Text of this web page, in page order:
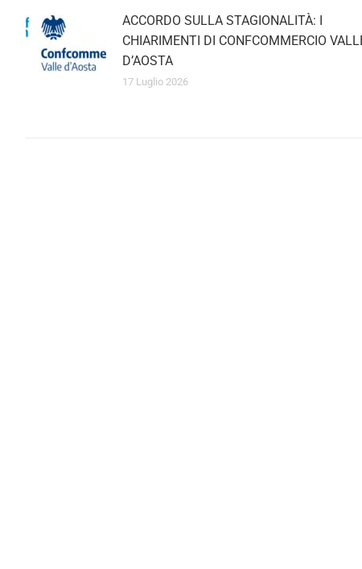
ACCORDO SULLA STAGIONALITÀ: I
CHIARIMENTI DI CONFCOMMERCIO VALLE
D’AOSTA
17 Luglio 2026